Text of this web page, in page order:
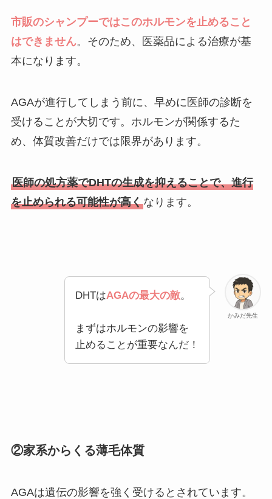
市販のシャンプーではこのホルモンを止めること
はできません。そのため、医薬品による治療が基
本になります。
AGAが進行してしまう前に、早めに医師の診断を
受けることが大切です。ホルモンが関係するた
め、体質改善だけでは限界があります。
医師の処方薬でDHTの生成を抑えることで、進行
を止められる可能性が高くなります。
かみだ先生
DHTはAGAの最大の敵。
まずはホルモンの影響を
止めることが重要なんだ！
②家系からくる薄毛体質
AGAは遺伝の影響を強く受けるとされています。